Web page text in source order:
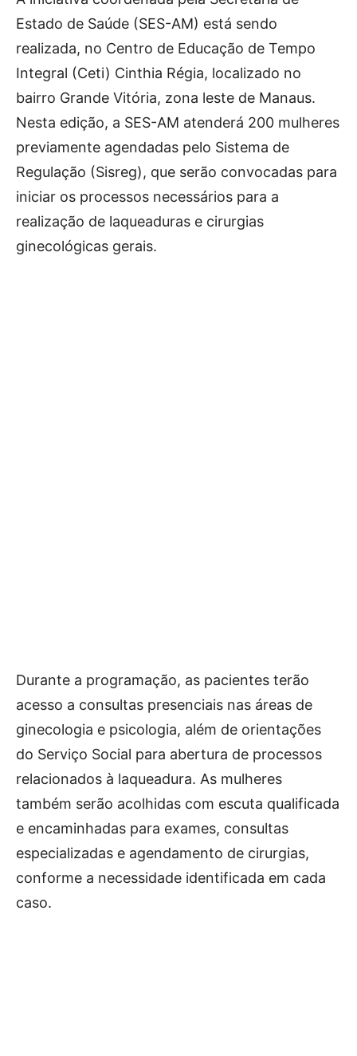
Estado de Saúde (SES-AM) está sendo
realizada, no Centro de Educação de Tempo
Integral (Ceti) Cinthia Régia, localizado no
bairro Grande Vitória, zona leste de Manaus.
Nesta edição, a SES-AM atenderá 200 mulheres
previamente agendadas pelo Sistema de
Regulação (Sisreg), que serão convocadas para
iniciar os processos necessários para a
realização de laqueaduras e cirurgias
ginecológicas gerais.
Durante a programação, as pacientes terão
acesso a consultas presenciais nas áreas de
ginecologia e psicologia, além de orientações
do Serviço Social para abertura de processos
relacionados à laqueadura. As mulheres
também serão acolhidas com escuta qualificada
e encaminhadas para exames, consultas
especializadas e agendamento de cirurgias,
conforme a necessidade identificada em cada
caso.